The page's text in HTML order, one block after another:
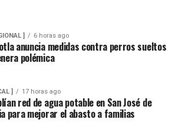
] 6 horas ago
anuncia medidas contra perros sueltos
polémica
] 17 horas ago
red de agua potable en San José de
para mejorar el abasto a familias